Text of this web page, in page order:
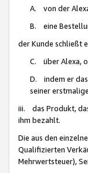
A. von der
B. eine
der Kunde schließt
C. über Alexa,
D. indem er das
seiner
iii. das Produkt,
ihm bezahlt.
Die aus den
Qualifizierten
Mehrwertsteuer),